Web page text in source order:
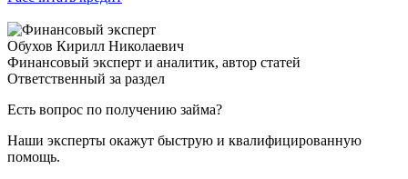
Обухов Кирилл Николаевич
Финансовый эксперт и аналитик, автор статей
Ответственный за раздел
Есть вопрос по получению займа?
Наши эксперты окажут быструю и квалифицированную
помощь.